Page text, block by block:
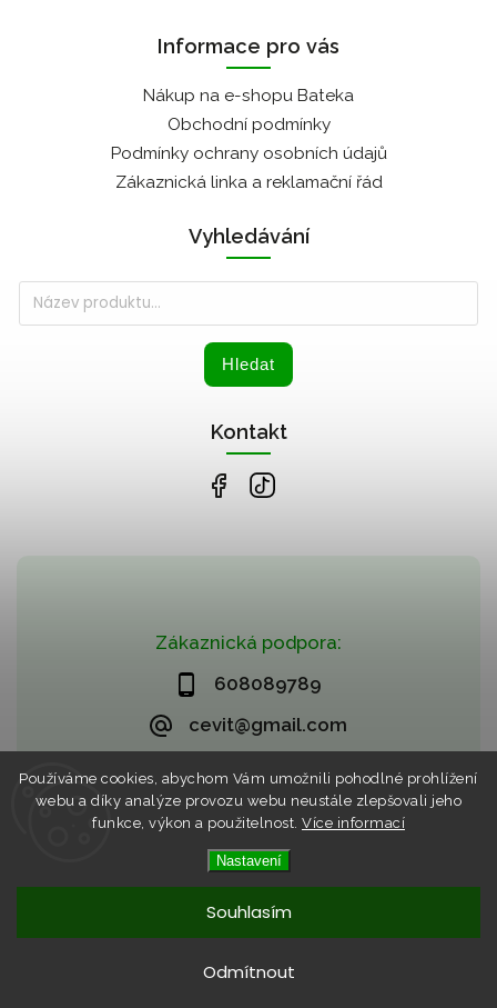
Používáme cookies, abychom Vám umožnili pohodlné prohlížení
webu a díky analýze provozu webu neustále zlepšovali jeho
funkce, výkon a použitelnost. Více informací
Nastavení
Odmítnout
Souhlasím
Nyní můžete využít možnosti předrezervace pro dopravu
Zákaznická podpora:
608089789
cevit@gmail.com
Informace pro vás
Nákup na e-shopu Bateka
Obchodní podmínky
Podmínky ochrany osobních údajů
Zákaznická linka a reklamační řád
Vyhledávání
Hledat
Kontakt
CZECHVIET market (CEVIT)
vyhrazena.
Shoptet | Design